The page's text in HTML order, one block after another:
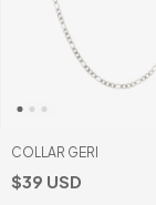
COLLAR GERI
$39 USD